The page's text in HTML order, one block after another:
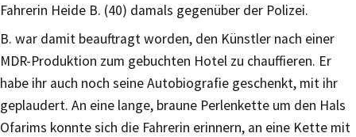
Fahrerin Heide B. (40) damals gegenüber der Polizei.
B. war damit beauftragt worden, den Künstler nach einer
MDR-Produktion zum gebuchten Hotel zu chauffieren. Er
habe ihr auch noch seine Autobiografie geschenkt, mit ihr
geplaudert. An eine lange, braune Perlenkette um den Hals
Ofarims konnte sich die Fahrerin erinnern, an eine Kette mit